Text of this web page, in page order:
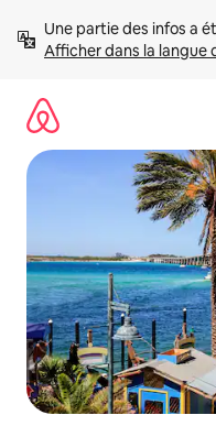
directement
Afficher dans la langue